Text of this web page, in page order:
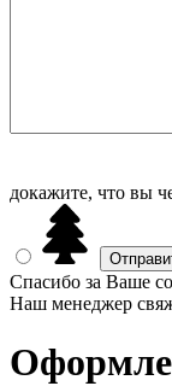
докажите, что вы
Спасибо за Ваше
Наш менеджер